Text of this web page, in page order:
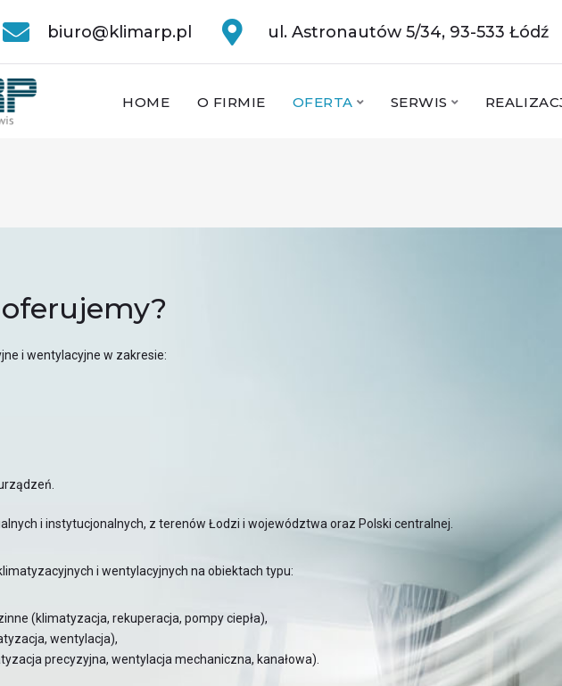
biuro@klimarp.pl ul. Astronautów 5/34, 93-533 Łódź
HOME O FIRMIE OFERTA SERWIS
i wentylacyjne w zakresie:
i instytucjonalnych, z terenów Łodzi i województwa oraz Polski centralnej.
i wentylacyjnych na obiektach typu:
(klimatyzacja, rekuperacja, pompy ciepła),
wentylacja),
precyzyjna, wentylacja mechaniczna, kanałowa).